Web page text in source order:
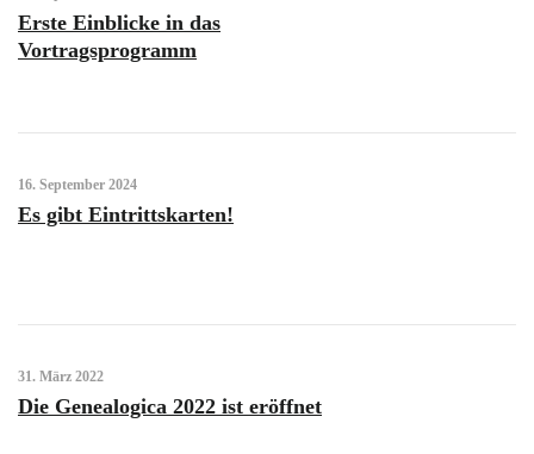
Erste Einblicke in das
Vortragsprogramm
16. September 2024
Es gibt Eintrittskarten!
31. März 2022
Die Genealogica 2022 ist eröffnet